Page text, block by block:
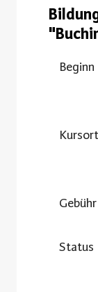
Beginn
Kursort
Gebühr
Status